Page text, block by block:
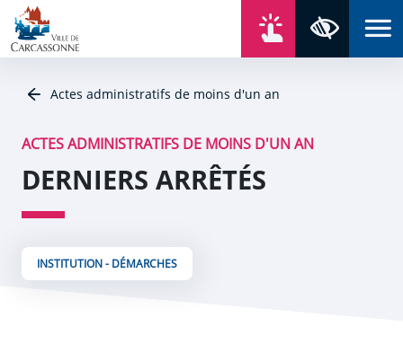
Aller au contenu
Aller au menu
Aller au plan du site
Aller à la recherche
Actes administratifs de moins d'un an
ACTES ADMINISTRATIFS DE MOINS D'UN AN
DERNIERS ARRÊTÉS
INSTITUTION - DÉMARCHES
Panneau de gestion des cookies